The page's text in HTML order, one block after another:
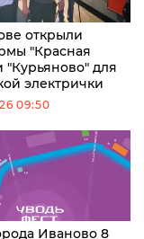
открыли
"Красная
"Курьяново" для
электрички
09:50
Иваново 8